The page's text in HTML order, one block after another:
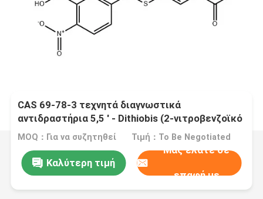
CAS 69-78-3 τεχνητά διαγνωστικά
αντιδραστήρια 5,5 ′ - Dithiobis (2-νιτροβενζοϊκό
οξύ) DTNB
MOQ：Για να συζητηθεί Τιμή：To Be Negotiated
Καλύτερη τιμή
Μας ελάτε σε
επαφή με